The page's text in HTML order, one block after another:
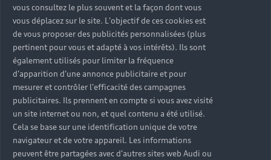
vous consultez le plus souvent et la façon dont vous
vous déplacez sur le site. L'objectif de ces cookies est
de vous proposer des publicités personnalisées (plus
pertinent pour vous et adapté à vos intérêts). Ils sont
également utilisés pour limiter la fréquence
d'apparition d'une annonce publicitaire et pour
mesurer et contrôler l'efficacité des campagnes
publicitaires. Ils prennent en compte si vous avez visité
un site internet ou non, et quel contenu a été utilisé.
Cela se base sur une identification unique de votre
navigateur et de votre appareil. Les informations
peuvent être partagées avec d'autres sites web Audi ou